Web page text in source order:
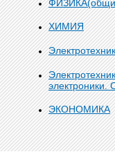
ХИМИЯ
электроники.
ЭКОНОМИКА